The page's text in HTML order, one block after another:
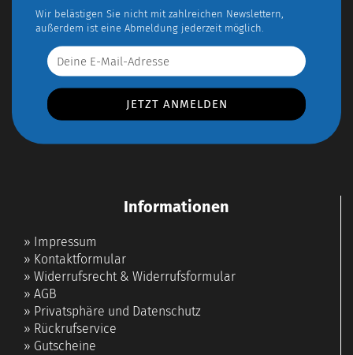
Wir belästigen Sie nicht mit zahlreichen Newslettern,
außerdem ist eine Abmeldung jederzeit möglich.
Informationen
» Impressum
» Kontaktformular
» Widerrufsrecht & Widerrufsformular
» AGB
» Privatsphäre und Datenschutz
» Rückrufservice
» Gutscheine